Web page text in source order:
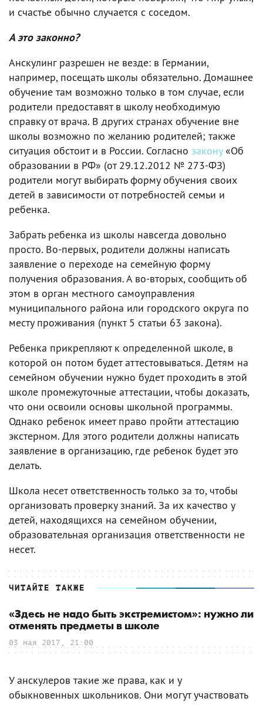
и счастье обычно случается с соседом.
А это законно?
Анскулинг разрешен не везде: в Германии,
например, посещать школы обязательно. Домашнее
обучение там возможно только в том случае, если
родители предоставят в школу необходимую
справку от врача. В других странах обучение вне
школы возможно по желанию родителей; также
ситуация обстоит и в России. Согласно закону«Об
образовании в РФ» (от 29.12.2012 № 273-ФЗ)
родители могут выбирать форму обучения своих
детей в зависимости от потребностей семьи и
ребенка.
Забрать ребенка из школы навсегда довольно
просто. Во-первых, родители должны написать
заявление о переходе на семейную форму
получения образования. А во-вторых, сообщить об
этом в орган местного самоуправления
муниципального района или городского округа по
месту проживания (пункт 5 статьи 63 закона).
Ребенка прикрепляют к определенной школе, в
которой он потом будет аттестовываться. Детям на
семейном обучении нужно будет проходить в этой
школе промежуточные аттестации, чтобы доказать,
что они освоили основы школьной программы.
Однако ребенок имеет право пройти аттестацию
экстерном. Для этого родители должны написать
заявление в организацию, где ребенок будет это
делать.
Школа несет ответственность только за то, чтобы
организовать проверку знаний. За их качество у
детей, находящихся на семейном обучении,
образовательная организация ответственности не
несет.
ЧИТАЙТЕ ТАКЖЕ
«Здесь не надо быть экстремистом»: нужно ли
отменять предметы в школе
03 мая 2017, 21:00
У анскулеров такие же права, как и у
обыкновенных школьников. Они могут участвовать